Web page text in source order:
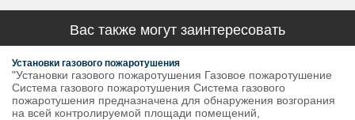
Вас также могут заинтересовать
Установки газового пожаротушения
"Установки газового пожаротушения Газовое пожаротушение
Система газового пожаротушения Система газового
пожаротушения предназначена для обнаружения возгорания
на всей контролируемой площади помещений,